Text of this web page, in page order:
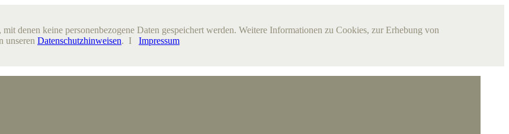
denen keine personenbezogene Daten gespeichert werden. Weitere Informationen zu Cookies, zur Erhebung von
unseren Datenschutzhinweisen. I Impressum